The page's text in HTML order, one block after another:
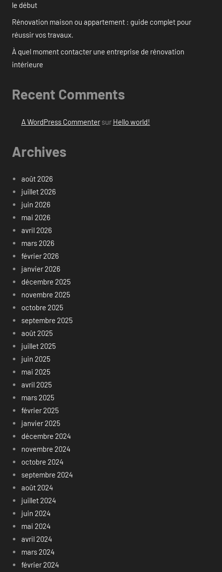
le début
Rénovation maison ou appartement : guide complet pour
réussir vos travaux.
À quel moment contacter une entreprise de rénovation
intérieure
Recent Comments
A WordPress Commentersur Hello world!
Archives
août 2026
juillet 2026
juin 2026
mai 2026
avril 2026
mars 2026
février 2026
janvier 2026
décembre 2025
novembre 2025
octobre 2025
septembre 2025
août 2025
juillet 2025
juin 2025
mai 2025
avril 2025
mars 2025
février 2025
janvier 2025
décembre 2024
novembre 2024
octobre 2024
septembre 2024
août 2024
juillet 2024
juin 2024
mai 2024
avril 2024
mars 2024
février 2024